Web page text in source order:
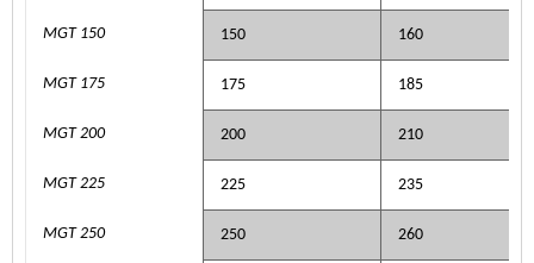
MGT 150 150 160
MGT 175 175 185
MGT 200 200 210
MGT 225 225 235
MGT 250 250 260